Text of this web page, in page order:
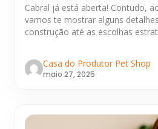
Cabral já está aberta! Contudo,
vamos te mostrar alguns
construção até as escolhas
Casa do Produtor Pet Shop
maio 27, 2025